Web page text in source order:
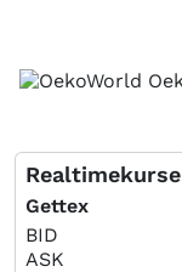
Realtimekurse
Gettex
BID
ASK